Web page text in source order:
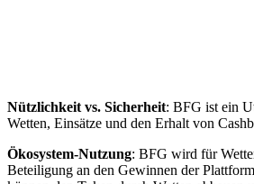
Nützlichkeit vs. Sicherheit: BFG ist ein
Wetten, Einsätze und den Erhalt von
Ökosystem-Nutzung: BFG wird für
Beteiligung an den Gewinnen der